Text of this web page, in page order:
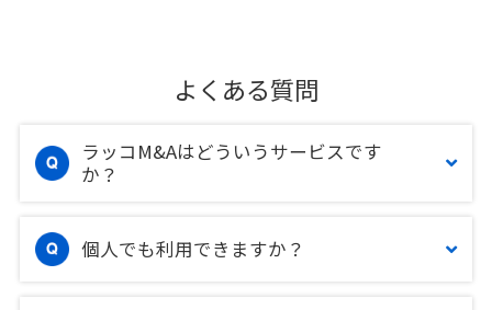
よくある質問
ラッコM&Aはどういうサービスです
か？
個人でも利用できますか？